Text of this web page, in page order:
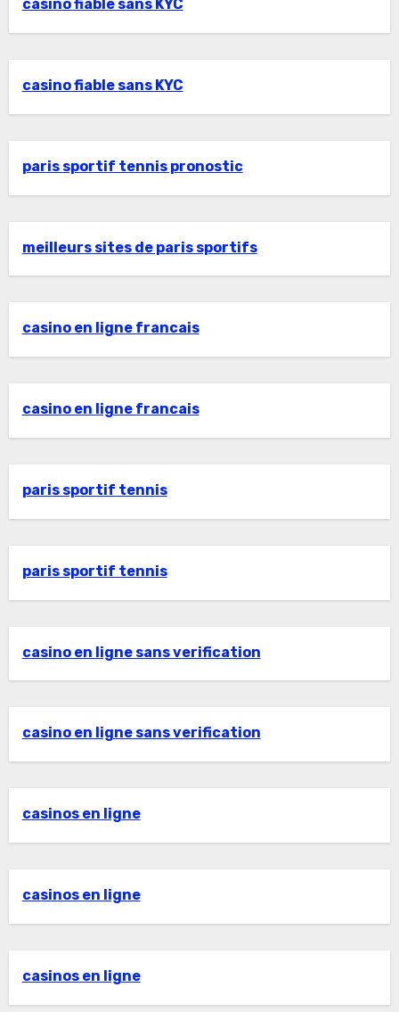
casino fiable sans KYC
casino fiable sans KYC
paris sportif tennis pronostic
meilleurs sites de paris sportifs
casino en ligne francais
casino en ligne francais
paris sportif tennis
paris sportif tennis
casino en ligne sans verification
casino en ligne sans verification
casinos en ligne
casinos en ligne
casinos en ligne